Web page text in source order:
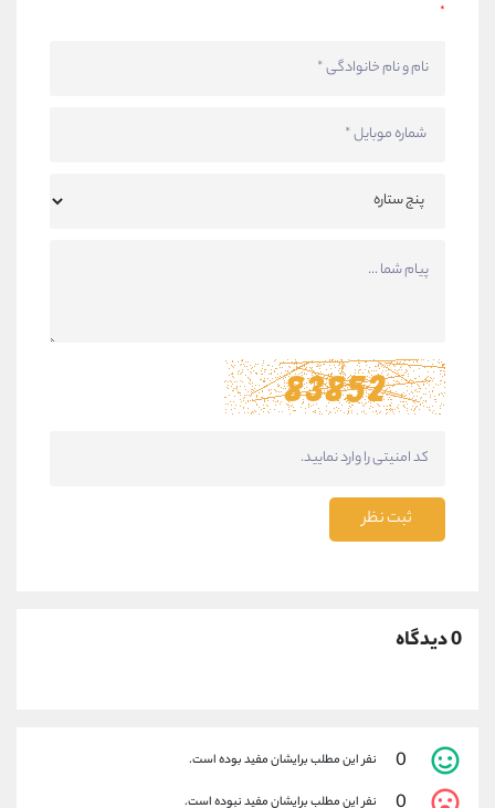
*
ثبت نظر
0 دیدگاه
0 نفر این مطلب برایشان مفید بوده است.
نفر این مطلب برایشان مفید نبوده است.